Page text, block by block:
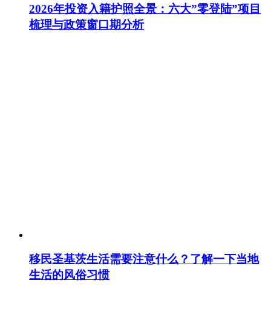
2026年投资入籍护照全景：六大”零登陆”项目
梳理与政策窗口期分析
移民圣基茨生活需要注意什么？了解一下当地
生活的风俗习惯